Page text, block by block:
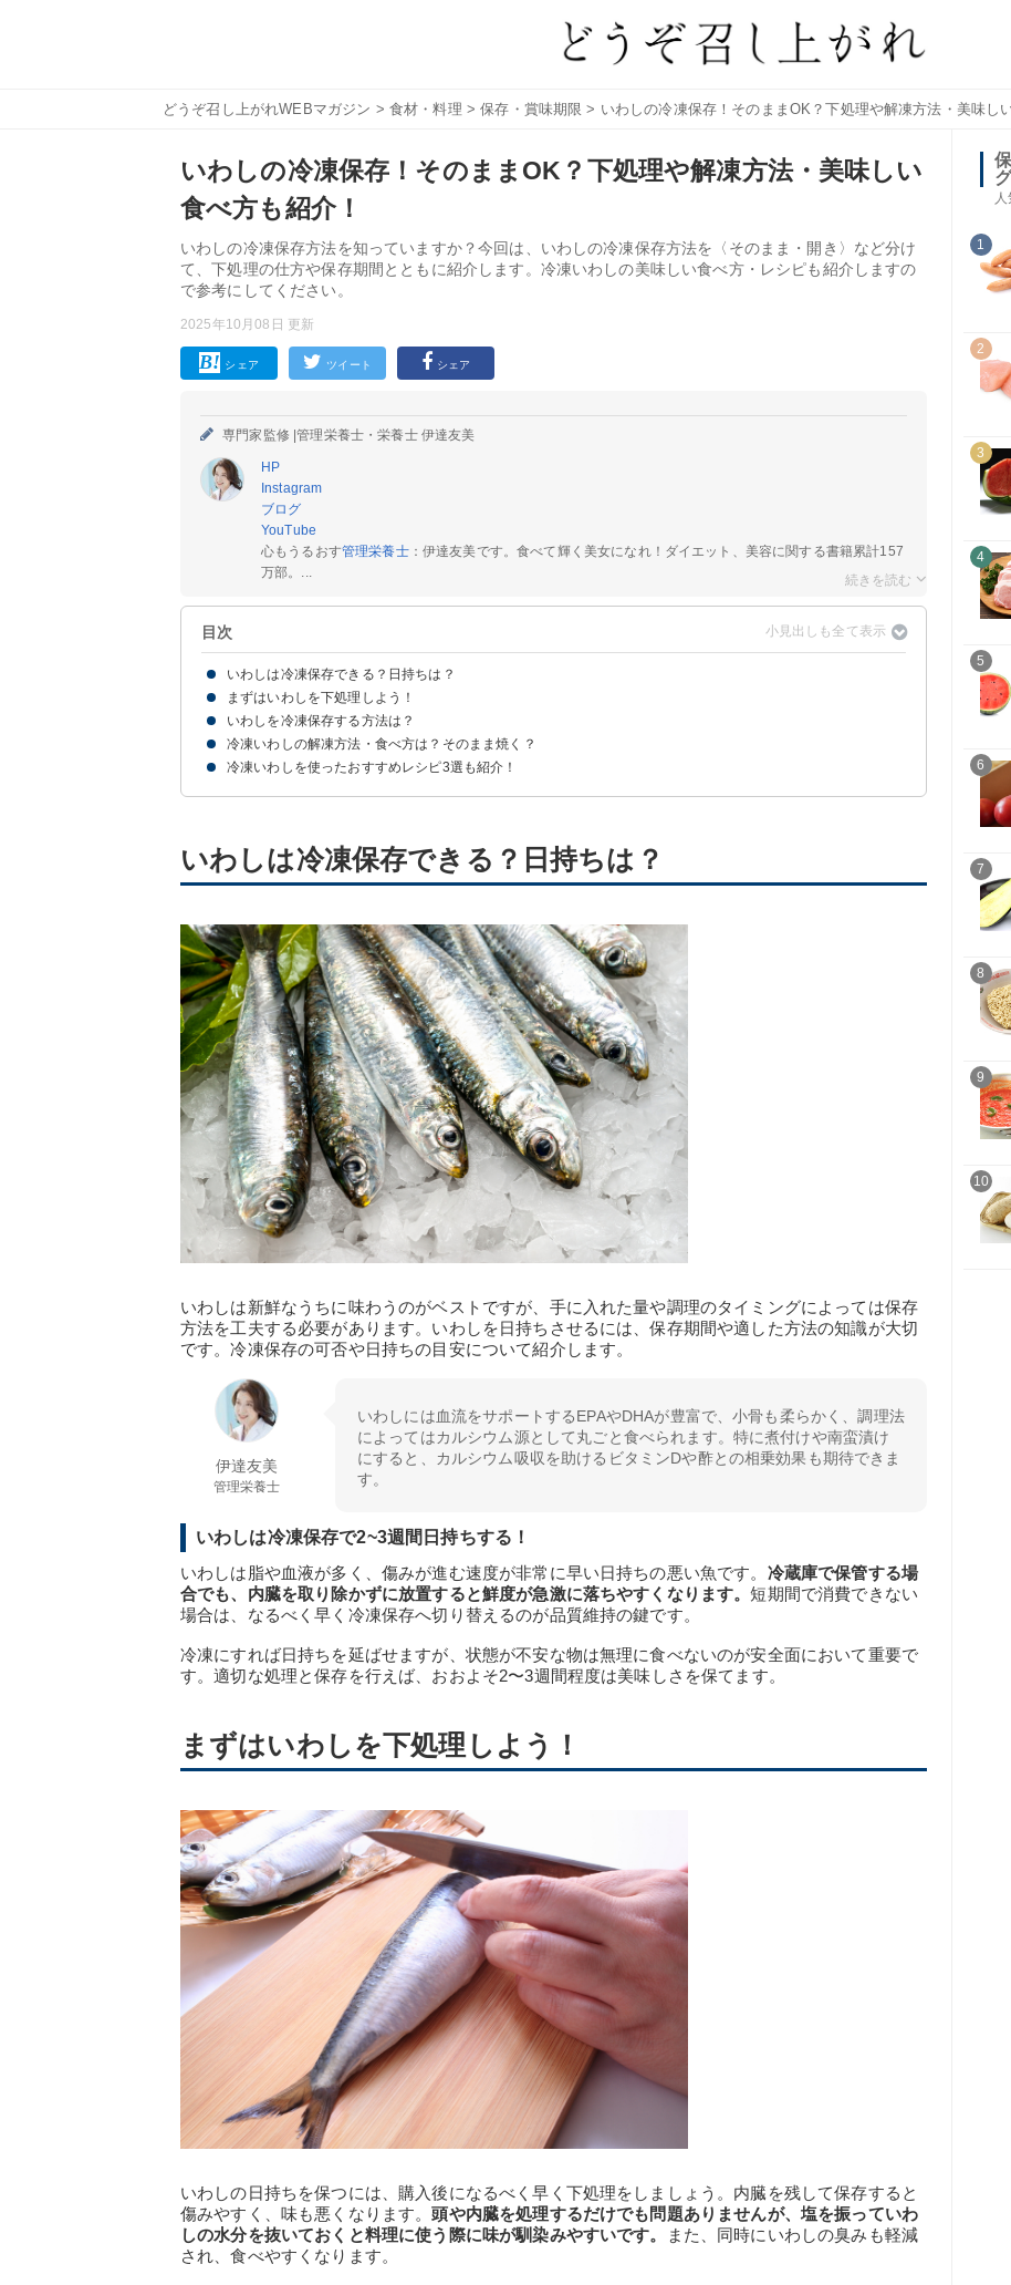
どうぞ召し上がれWEBマガジン > 食材・料理 >保存・賞味期限 > いわしの冷凍保存！そのままOK？下処理や解凍方法・美味し
いわしの冷凍保存！そのままOK？下処理や解凍方法・美味しい
食べ方も紹介！
いわしの冷凍保存方法を知っていますか？今回は、いわしの冷凍保存方法を〈そのまま・開き〉など分け
て、下処理の仕方や保存期間とともに紹介します。冷凍いわしの美味しい食べ方・レシピも紹介しますの
で参考にしてください。
2025年10月08日 更新
シェア ツイート シェア
専門家監修 |管理栄養士・栄養士 伊達友美
HP
Instagram
ブログ
YouTube
心もうるおす管理栄養士：伊達友美です。食べて輝く美女になれ！ダイエット、美容に関する書籍累計157
万部。...
目次
いわしは冷凍保存できる？日持ちは？
いわしは冷凍保存で2~3週間日持ちする！
まずはいわしを下処理しよう！
いわしを冷凍保存する方法は？
①そのまま冷凍する方法
②開きにして下味冷凍する方法
③すり身にして冷凍する方法
④調理してから冷凍する方法
冷凍いわしの解凍方法・食べ方は？そのまま焼く？
①自然解凍
②半解凍
③そのまま焼く・調理する
冷凍いわしを使ったおすすめレシピ3選も紹介！
いわしは冷凍保存できる？日持ちは？
いわしは新鮮なうちに味わうのがベストですが、手に入れた量や調理のタイミングによっては保存
方法を工夫する必要があります。いわしを日持ちさせるには、保存期間や適した方法の知識が大切
です。冷凍保存の可否や日持ちの目安について紹介します。
伊達友美
管理栄養士
いわしには血流をサポートするEPAやDHAが豊富で、小骨も柔らかく、調理法
によってはカルシウム源として丸ごと食べられます。特に煮付けや南蛮漬け
にすると、カルシウム吸収を助けるビタミンDや酢との相乗効果も期待できま
す。
いわしは冷凍保存で2~3週間日持ちする！
いわしは脂や血液が多く、傷みが進む速度が非常に早い日持ちの悪い魚です。 冷蔵庫で保管する場
合でも、内臓を取り除かずに放置すると鮮度が急激に落ちやすくなります。短期間で消費できない
場合は、なるべく早く冷凍保存へ切り替えるのが品質維持の鍵です。
冷凍にすれば日持ちを延ばせますが、状態が不安な物は無理に食べないのが安全面において重要で
す。適切な処理と保存を行えば、おおよそ2〜3週間程度は美味しさを保てます。
まずはいわしを下処理しよう！
いわしの日持ちを保つには、購入後になるべく早く下処理をしましょう。内臓を残して保存すると
傷みやすく、味も悪くなります。頭や内臓を処理するだけでも問題ありませんが、塩を振っていわ
しの水分を抜いておくと料理に使う際に味が馴染みやすいです。
また、同時にいわしの臭みも軽減
され、食べやすくなります。
1
2
3
4
5
6
7
8
9
10